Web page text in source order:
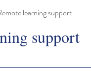
learning support
support